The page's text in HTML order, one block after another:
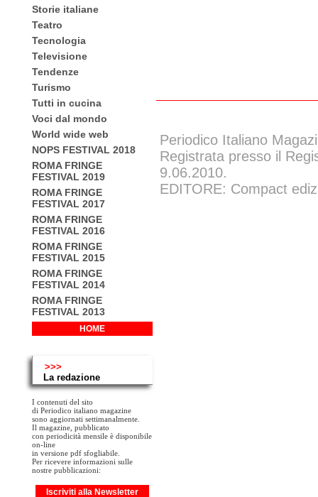
Storie italiane
Teatro
Tecnologia
Televisione
Tendenze
Turismo
Tutti in cucina
Voci dal mondo
World wide web
NOPS FESTIVAL 2018
ROMA FRINGE
FESTIVAL 2019
ROMA FRINGE
FESTIVAL 2017
ROMA FRINGE
FESTIVAL 2016
ROMA FRINGE
FESTIVAL 2015
ROMA FRINGE
FESTIVAL 2014
ROMA FRINGE
FESTIVAL 2013
HOME
>>>
La redazione
I contenuti del sito
di Periodico italiano magazine
sono aggiornati settimanalmente.
Il magazine, pubblicato
con periodicità mensile è disponibile
on-line
in versione pdf sfogliabile.
Per ricevere informazioni sulle
nostre pubblicazioni:
Iscriviti alla Newsletter
Periodico Italiano
Registrata presso il
9.06.2010.
EDITORE: Compact